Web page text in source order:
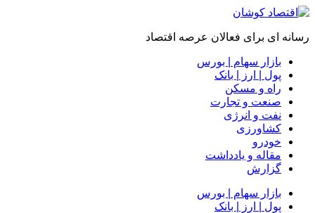
رسانه ای برای فعالان عرصه اقتصاد
بازار سهام | بورس
پول | ارز | بانک
راه و مسکن
صنعت و تجارت
نفت و انرژی
کشاورزی
خودرو
مقاله و یادداشت
گزارش
بازار سهام | بورس
پول | ارز | بانک